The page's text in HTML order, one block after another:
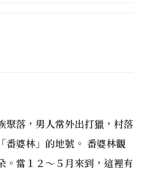
聚落，男人常外出打獵，村落
番婆林」的地號。 番婆林觀
。當１２～５月來到，這裡有